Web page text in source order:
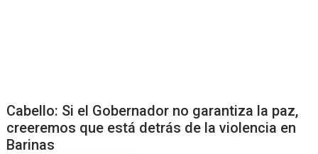
Cabello: Si el Gobernador no garantiza la paz,
creeremos que está detrás de la violencia en
Barinas